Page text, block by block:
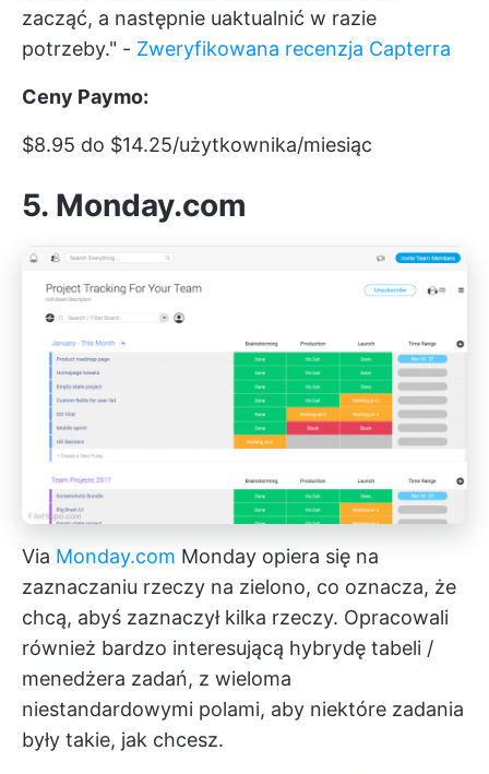
zacząć, a następnie uaktualnić w razie
potrzeby." - Zweryfikowana recenzja Capterra
Ceny Paymo:
$8.95 do $14.25/użytkownika/miesiąc
5. Monday.com
Via Monday.com Monday opiera się na
zaznaczaniu rzeczy na zielono, co oznacza, że
chcą, abyś zaznaczył kilka rzeczy. Opracowali
również bardzo interesującą hybrydę tabeli /
menedżera zadań, z wieloma
niestandardowymi polami, aby niektóre zadania
były takie, jak chcesz.